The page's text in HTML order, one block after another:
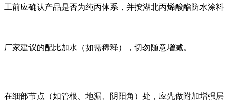
工前应确认产品是否为纯丙体系，并按湖北丙烯酸酯防水涂料
厂家建议的配比加水（如需稀释），切勿随意增减。
在细部节点（如管根、地漏、阴阳角）处，应先做附加增强层